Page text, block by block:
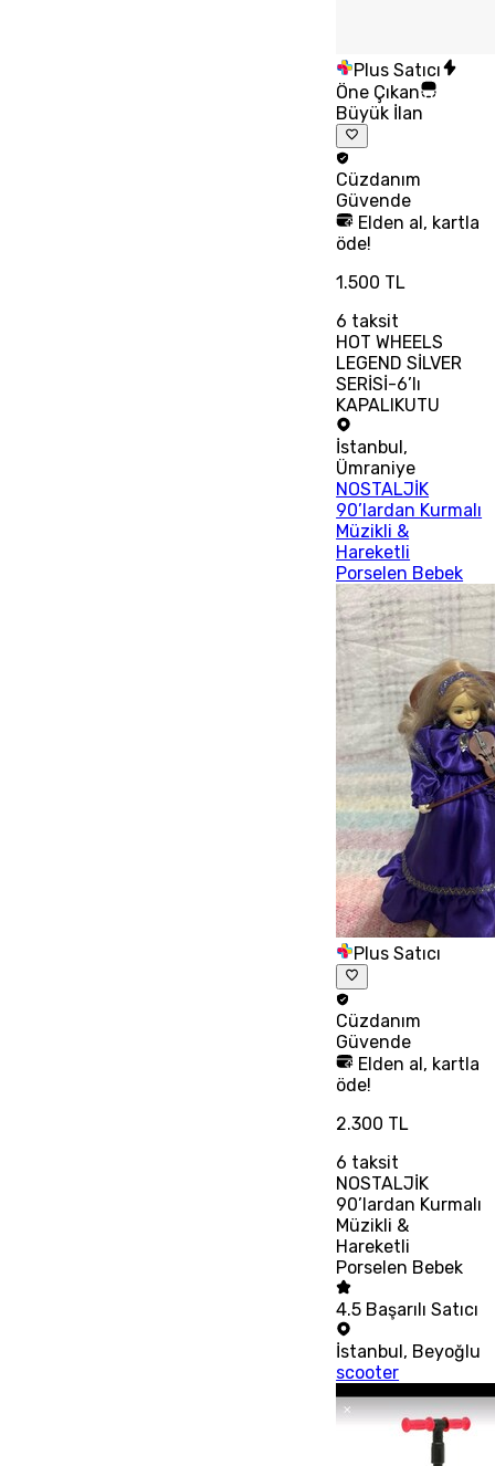
Plus Satıcı
Öne Çıkan
Büyük İlan
Cüzdanım
Güvende
Elden al, kartla
öde!
1.500 TL
6 taksit
HOT WHEELS
LEGEND SİLVER
SERİSİ-6’lı
KAPALIKUTU
İstanbul ,
Ümraniye
NOSTALJİK
90’lardan Kurmalı
Müzikli &
Hareketli
Porselen Bebek
Plus Satıcı
Cüzdanım
Güvende
Elden al, kartla
öde!
2.300 TL
6 taksit
NOSTALJİK
90’lardan Kurmalı
Müzikli &
Hareketli
Porselen Bebek
4.5 Başarılı Satıcı
İstanbul, Beyoğlu
scooter